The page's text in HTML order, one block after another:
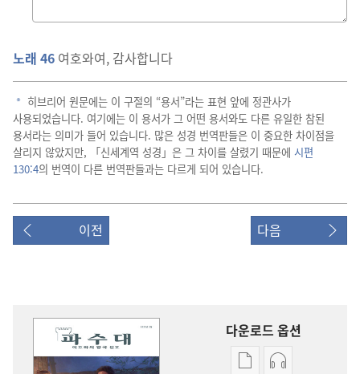
적는
노래 46 여호와여, 감사합니다
a 히브리어 원문에는 이 구절의 “용서”라는 표현 앞에 정관사가
사용되었습니다. 여기에는 이 용서가 그 어떤 용서와도 다른 유일한 참된
용서라는 의미가 들어 있습니다. 많은 성경 번역판들은 이 중요한 차이점을
살리지 않았지만, 「신세계역 성경」은 그 차이를 살렸기 때문에 시편
130:4의 번역이 다른 번역판들과는 다르게 되어 있습니다.
이전 다음
다운로드 옵션
출판물오디오